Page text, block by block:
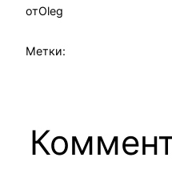
отOleg
Метки: